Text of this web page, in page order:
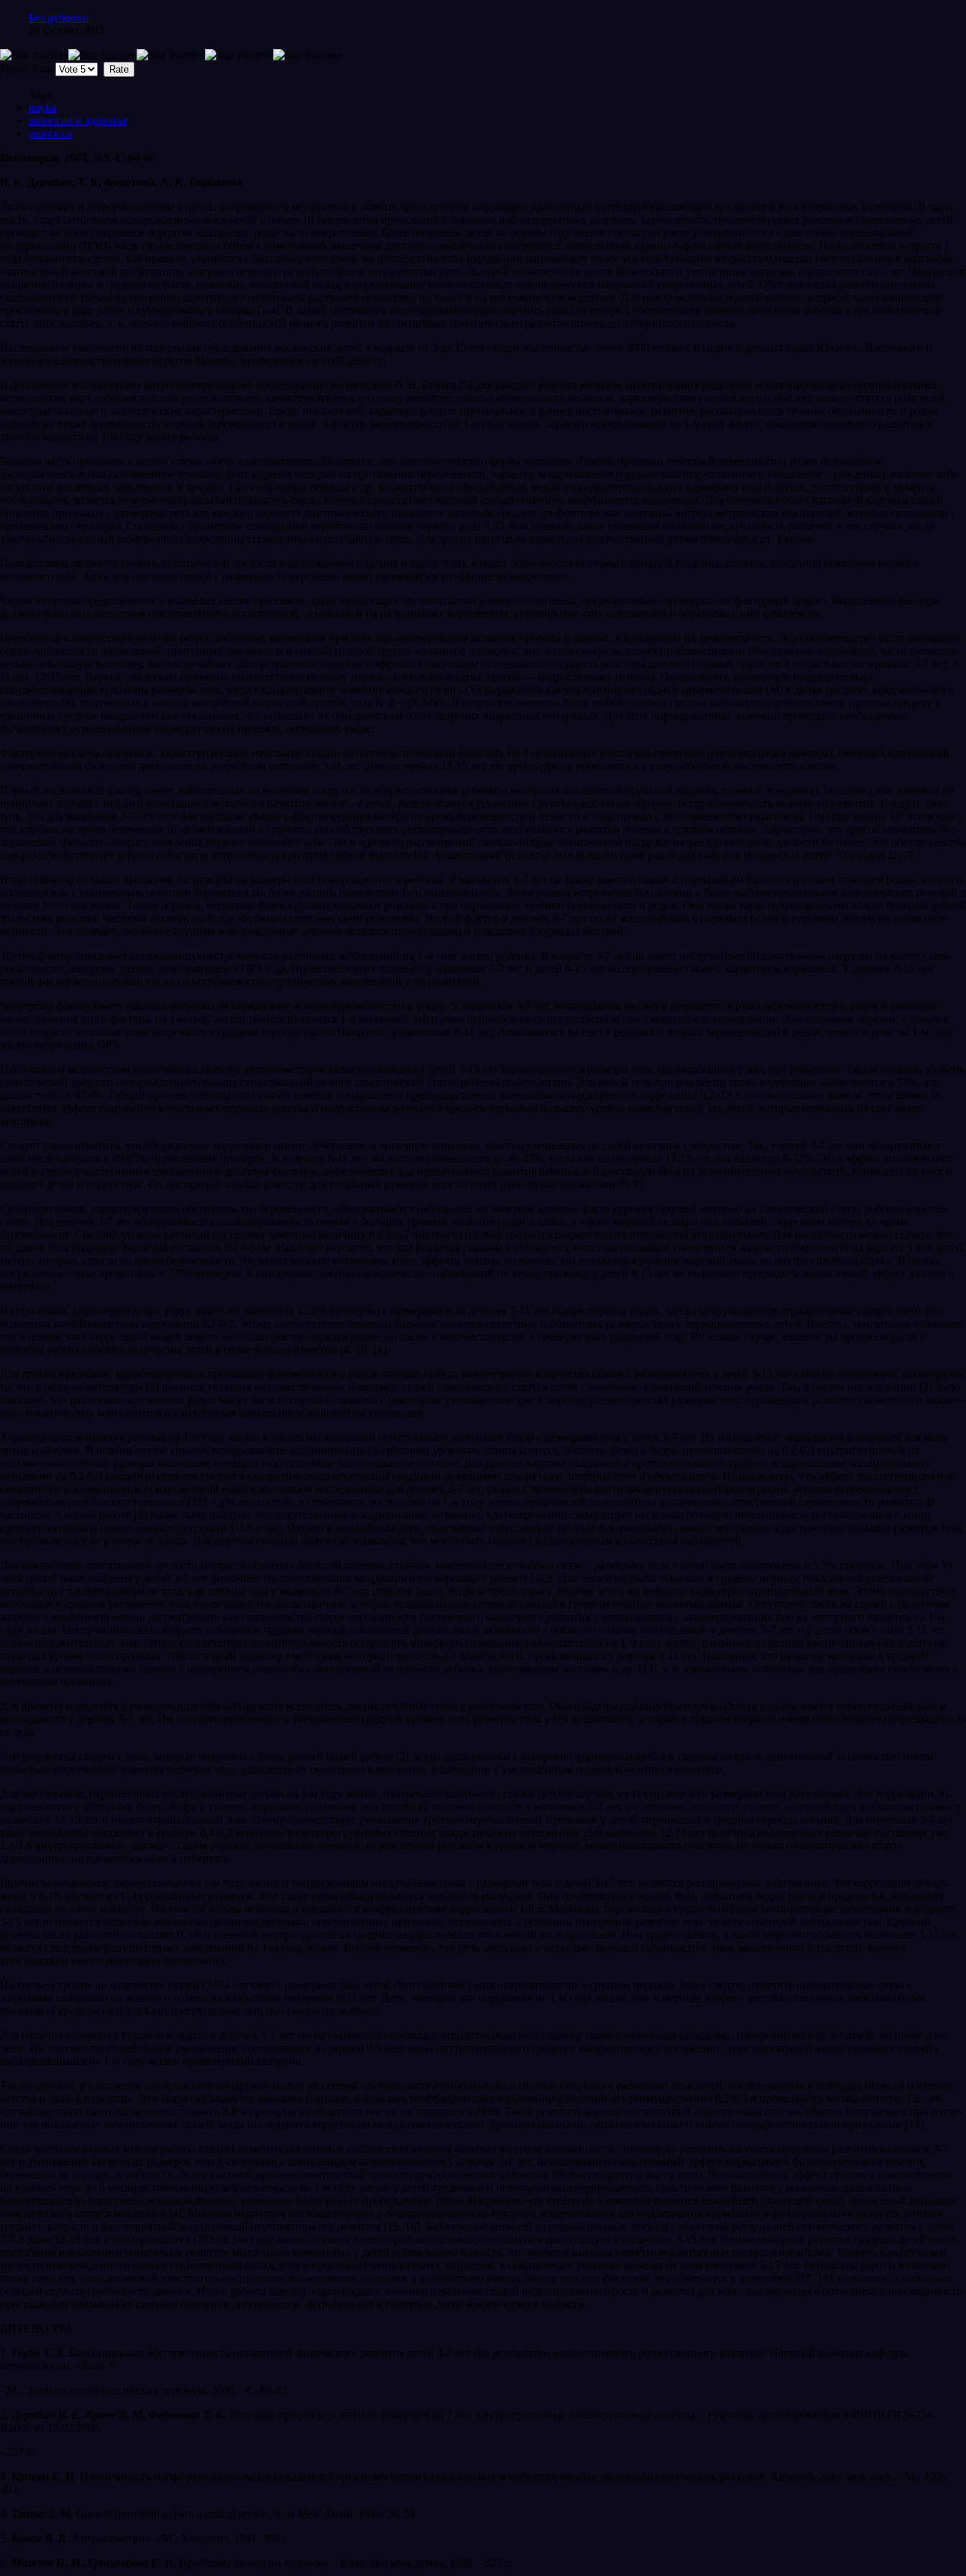
Без рубрики
29 October 2011
Please Rate
Tags:
наука
экология и здоровье
экология
Педиатрия, 2007, №5, С. 64-68
В. Е. Дерябин, Т. К. Федотова, А. К. Горбачева
Экологические и информационные стрессы современного мегаполиса в значительной степени подрывают адаптивный потенциал населяющих его жителей всех возрастных категорий. В част­
ности, старт онтогенеза новорожденных москви­чей в начале III тысячелетия происходит в доволь­но неблагоприятных условиях. Беременность, предшествующая рождению современных детей,
проходит на фоне токсикозов и угрозы выкидыша, роды часто оперативные. Более половины детей на первом году жизни состоят на учете у невропато­лога с диагнозом перинатальной
энцефалопатии (ПЭП) чаще гипоксического генеза с симптомами мышечной дистонии, мышечного гипертонуса, повышенной нервно-рефлекторной возбудимости. По достижении возраста 1
года большинство де­тей, как правило, снимается с диспансерного уче­та, но последствия этих нарушений напоминают о себе и в более поздних возрастах и находят свое от­ражение в диагнозах
минимальной мозговой дис­функции, задержки речевого развития, общем не­доразвитии речи, быстрой утомляемости после физических и умственных нагрузок, нарушениях сна и др. Нарушения
мышечного тонуса в грудном возрасте, возможно, вносят свой вклад в формиро­вание многочисленных ортопедических наруше­ний современных детей. Обстоятельства раннего онтогенеза
сказываются не только на снижении адаптивного потенциала растущего организма, но также и на его соматическом статусе. Для ново­рожденных и детей раннего возраста такие взаи­мосвязи
прослежены в ряде работ и суммированы в обзорах [1-4]. В задачу нестоящего исследова­ния входило оценить вклад некоторых обстоя­тельств раннего онтогенеза ребенка в его сомати­ческий
статус впоследствии, т. е. оценить импринт особенностей раннего развития на специфику со­матического развития вплоть до пубертатного возраста.
Исследование выполнено на материалах обс­ледования московских детей в возрасте от 3 до 15 лет общей численностью более 3000 человек из школ и детских садов Южного, Восточного и
Западного административных округов Москвы, проведенно­го в 2005-2006 гг.
В дополнение к подробному антропометрическому обследованию по методике В. В. Бунака [5] для каждого ребенка методом анкетирования родителей и выкопировкой из индивидуальных
медицинских карт собирал­ся целый ряд показателей, характеризующих его нишу развития: данные медицинского анамнеза, характерис­тика социального и биологического статуса родителей,
некоторые бытовые и экологические характеристики. Среди показателей, характеризующих пренатальное и раннее постнатальное развитие, рассматривались тече­ние беременности и родов,
курение во время беремен­ности, порядок беременности и родов, характер заболе­ваемости на 1-м году жизни, характер вскармливания на 1-м году жизни, показатели моторного развития и
зубного возраста на 1-м году жизни ребенка.
Большая часть признаков в нашем случае имеет альтернативную (бинарную или дихотомическую) фор­му вариации. Таковы признаки течения беременности и родов (нормальное
физиологическое или осложненное течение), факт курения матерью на протяжении бере­менности, характер вскармливания (грудное или искус­ственное и смешанное с рождения), наличие либо
отсут­ствие различных заболеваний в течение 1-го года жизни ребенка и др. Биометрически обоснованной мерой их коррелированности с размерами тела ребенка, достиг­нутыми к моменту
обследования, является точечно-бисериальный показатель связи, который представляет частный случай обычного коэффициента корреляции. Для получения более наглядной картины связей
бинар­ных признаков с размерами тела для каждого варианта дихотомического показателя находили средние ариф­метические величины антропометрических показате­лей, которые сравнивали с
применением t-критерия Стьюдента с принятием стандартной вероятности ошиб­ки первого рода 0,05. Как правило, такие сравнения вы­являли неслучайность различий в тех случаях, когда
точечно-бисериальный коэффициент корреляции уста­навливал неслучайную связь. Для других признаков ха­рактерна количественная форма изменчивости. Такими
Показателями являются уровень соматической зрелости новорожденного (длина и масса тела), возраст освоенности моторных функций (сидения, стояния, хождения) появления первого
молочного зуба. Здесь для изуче­ния связей с размерами тела ребенка может применять­ся коэффициент корреляции.
Чтобы получить представление о взаимных связях признаков, характеризующих обстоятельства раннего онтогенеза, предварительно проводили их факторный анализ. Выделенные факторы
должны были дать цело­стное представление о естественной, основанной на их взаимных корреляциях, группировке этих показателей и образуемых ими комплексов.
Неизбежной сложностью при сборе ретроспектив­ных материалов при помощи анкетирования являются пробелы в данных, нарушающие их комплектность. Это обстоятельство часто уменьшает
общие численности наблюдений, пригодных для анализа в каждой годовой группе мальчиков и девочек, что, в свою очередь, дела­ет проблематичным обнаружение корреляций, часто имеющих
весьма небольшую величину, как неслучай­ных. Для устранения подобного эффекта в настоящем исследовании осуществляли объединение годовых групп на 3 возрастных интервалах: 3-7 лет, 8-
11 лет, 12-15 лет. Первые два из них примерно соответствуют периоду первого и второго детства, третий — подростко­вому периоду. Объединению подвергали предваритель­но
стандартизованные величины размеров тела, когда индивидуальное значение каждого из них (X) выража­лось как отклонение от средней арифметической (М) в долях среднего квадратического
отклонения (S), полу­ченных в каждой конкретной возрастной группе, то есть Z = (X-M)/S. В результате значения Z для любой годовой группы мальчиков и девочек имели нулевые средние и
единичные средние квадратические отклоне­ния, что позволяло их объединять на более широких возрастных интервалах. Для этих нормированных зна­чений проводили необходимые
вычисления с использо­ванием биометрических приемов, описанных выше.
Факторные анализы признаков, характеризу­ющих начальные стадии онтогенеза, позволили выделить по 4 независимых комплекса признаков (ортогональных фактора), имеющих одинаковый
содержательный смысл для двух полов на возраст­ном интервале 3-11 лет. Для интервала 12-15 лет эта процедура не проводилась в виду небольшой численности данных.
Первый выделенный фактор имеет значитель­ные по величине нагрузки на возраст освоения ре­бенком моторных показателей (функций сидения, стояния, хождения). Большие свои значения он
принимает у детей с поздней реализацией мотор­ного развития, малые - у детей, развивавшихся ускоренно. Он отражает, таким образом, ретардированность моторного развития. Следует заме­
тить, что для мальчиков 3-7 лет этот фактор так­же связан с фактом курения матери во время бере­менности и немного ассоциирован с заболевае­мостью рахитом на 1-м году жизни. Не исключе­но,
что курение во время беременности является одной из причин, способствующих ретардированности двигательного развития ребенка в грудном периоде. Характерно, что другой показатель био­
логической зрелости - возраст появления первого молочного зуба - ни в одном из рассмотрений сколько-нибудь значительной нагрузки на фактор моторной зрелости не имеет. Это обстоятельство
еще раз демонстрирует хорошо известную авто­номность критерия зубной зрелости [6]. Анало­гичный результат был выявлен нами ранее для выборок московских детей 70-х годов [2, 7].
Второй фактор обладает высокими нагрузка­ми на размеры тела новорожденного ребенка. У мальчиков 3-7 лет он также заметно связан с нор­мальным физиологическим течением родов, не­много
ассоциирован с нормальным течением бере­менности, более ранним появлением 1-го молочно­го зуба, более редкой встречаемостью анемии и бо­лее частым проявлением аллергических реакций в
течение 1-го года жизни. Таким образом, не­сколько более крупные мальчики рождались при нормальном течении беременности и родов. Они также характеризовались несколько большей зуб­ной
зрелостью, меньшей частотой анемии, но бо­лее частыми аллергическими реакциями. Второй фактор у девочек 3-7 лет также ассоциирован с по­рядком родов и курением матери во время бере­
менности. Это означает, что менее крупные ново­рожденные девочки являлись первородками и рождались у курящих матерей.
Третий фактор описывает согласованную встречаемость различных заболеваний на 1-м году жизни ребенка. В возрасте 3-7 лет он имеет неслу­чайные положительные нагрузки на частоту нев­
ропатологии, аллергии, рахита, повторяющихся ОРЗ и др. Проявление этих болезней у мальчиков 3-7 лет и детей 8-15 лет ассоциировано также с характером кормления. У девочек 8-15 лет
третий фактор ассоциирован также со встречаемостью хронических заболеваний у их родителей.
Четвертый фактор имеет высокие нагрузки на порядковые номера беременностей и родов. У мальчиков 3-7 лет, появившихся на свет в резуль­тате первых беременностей и родов и имеющих
малые значения этого фактора, на 1-м году жизни раньше появлялся 1-й молочный зуб и реже ис­пользовалось искусственное или смешанное вска­рмливание. Аналогичным образом, у девочек
это­го возраста несколько реже встречался в грудном периоде рахит. Напротив, у мальчиков 8-11 лет, появившихся на свет в результате вторых бере­менностей и родов, немного реже на 1-м году
жиз­ни встречались ОРЗ.
Наибольшим количеством неслучайных свя­зей с антропометрическими признаками у детей 3-15 лет характеризуются размеры тела, наблю­давшиеся у них при рождении. Таким образом, уровень
соматической зрелости новорожденного вносит существенный вклад в соматический ста­тус ребенка впоследствии. Для массы тела при рождении такие корреляции наблюдаются в 57%, для
длины тела - в 47,4%. Общий уровень тесноты этих связей невелик и выражается преимущест­венно значениями коэффициентов корреляции 0,2-0,3 с положительным знаком. Этим связям со­
ответствует эффект сохранения в различных пери­одах детства и подростковом возрасте в среднем несколько большего уровня размеров тела у тех де­тей, которые появились на свет более
крупными.
Следует также отметить, что обсуждаемые корреляции имеют отчетливую и логичную дина­мику, заметно уменьшаясь по своей величине с возрастом. Так, у детей 3-7 лет они обнаруживают
свою неслучайность в 89-95% проведенных про­верок. К возрасту 8-11 лет эта частота уменьшает­ся до 46-53%, тогда как на интервале 12-15 лет она падает до 0-32%. Этот эффект вполне естест­
венен и связан с постепенным уменьшением действия факторов, определявших ход пренатального развития ребенка, и нарастанием многих до­полнительных воздействий, влияющих на рост и
развитие детей и подростков. Он достаточно хоро­шо известен для тотальных размеров тела по более ранним исследованиям [8, 9].
Среди признаков, характеризующих обстоя­тельства беременности, обнаруживается неболь­шое, но заметное влияние факта курения будущей матерью на соматический статус ребенка впослед­
ствии. Для девочек 3-7 лет обнаруживается ассо­циированность немного больших уровней обхва­тов груди и талии, а также жировой складки под лопаткой с курением матери во время
беременнос­ти. Средний уровень различий составляет замет­ную величину в 0,6-0,7 внутригрупповых средних квадратических отклонений этих признаков. Для наглядности можно сказать, что
по длине тела по­добные различия составили бы 4-5 см. Наиболее вероятно, что эти различия связаны в основном с несколько большим увеличением жирового ком­понента на корпусе у тех детей,
матери которых курили во время беременности. Физиологические механизмы этого эффекта неясны, возможно, это отложенная реакция жировой ткани на внутриут­робный стресс. В целом
обсуждаемые связи про­явились в 7,9% проверок. К сожалению, неболь­шое количество наблюдений по этому признаку у детей 8-15 лет не позволило проследить аналогич­ный эффект для этого
интервала.
Из признаков, характеризующих роды, наибо­лее заметно (в 12,3% проверок) с размерами тела девочек 3-11 лет связан порядок родов. Здесь об­наруживаются отрицательные связи с очень не­
большими коэффициентами корреляции 0,1-0,2. Этому соответствуют немного большие значения скелетных и обхватных размеров тела у перворож­денных детей. Вместе с тем, вполне возможно,
что в основе этих корреляций может лежать не толь­ко фактор порядка родов, но также и количество детей в семье, возраст родителей и др. Во всяком случае, влияние на процессы роста и
развития ре­бенка общего количества детей в семье хорошо из­вестно [4, 10, 11].
Для других признаков, характеризующих протекание беременности и родов, сколько-нибудь значительного количества связей с размерами те­ла у детей 3-15 лет нами не обнаружено, несмотря на
то, что в обзорах литературы [2] имеются ука­зания на существование, например, связей сома­тического статуса детей с наличием осложнений течения родов. Так, в нашем исследовании [2] бы­ло
показано, что различные осложнения родов мо­гут быть неслучайно связаны с некоторым умень­шением уже в периоде раннего детства размеров тела, отражающих развитие скелетного и мышеч­
ного соматических компонентов и с некоторым по­вышением жировой составляющей.
Характер вскармливания ребенка на 1-м году жизни в нашем исследовании обнаруживает не­большие связи с размерами тела у детей 3-7 лет. Их направление оказывается различным для маль­
чиков и девочек. В первом случае грудное вскарм­ливание ассоциировано со средними уровнями длины корпуса, обхватов бедер и бедра, превыша­ющими на 0,2-0,3 внутригрупповой их
«сигмы» аналогичные размеры мальчиков, имевших искус­ственное или смешанное питание. Для девочек картина оказывается противоположной: грудное вскармливание ассоциировано с
меньшими на 0,2-0,3 внутригруппового среднего квадратического отклонения средними значениями длины но­ги, ширины плеч и обхвата плеча. Не исключено, что эффект искусственного или
смешанного вскарм­ливания, обнаруженный нами в настоящем иссле­довании для девочек 3-7 лет, сходен с явлением инфантильной нутритивной акцелерации, нередко встречающейся у
современных детей-искусствен­ников [12]. Суть его состоит в стимуляции роста де­тей на 1-м году жизни, приводящей впоследствии к нарушению естественной гармоничности разви­тия. В
частности, в нашей работе [2] также было найдено, что искусственное вскармливание, воз­можно, кратковременно стимулирует несколько большую интенсивность роста мальчиков в конце
грудного периода и начале раннего детства (в 1-1,5 года). Однако в дальнейшем дети, получавшие ес­тественное грудное вскармливание, имеют тенден­цию к достижению больших размеров тела,
что проявляется уже в возрасте 3 года. Для девочек сходный эффект не выявлялся, что могло быть свя­зано с недостаточным количеством наблюдений.
Для показателей двигательной зрелости (воз­раста освоения функций сидения, стояния, хож­дения) неслучайные связи с размерами тела у де­тей были обнаружены в 5,3% проверок. При этом Уз
этих связей были найдены у детей 3-7 лет. Ве­личина соответствующих коэффициентов кореляции равна 0,1-0,2. Для связей возраста освое­ния в грудном периоде показателей двигательной
активности с такими размерами тела, как шири­на таза у мальчиков 3-7 лет, обхваты бедер, бедра и предплечья у девочек этого же возраста, харак­терен отрицательный знак. Этому соответствует
небольшое в среднем увеличение этих признаков у тех дошкольников, которые осваивали двигатель­ные навыки в грудном периоде несколько раньше. Отсутствие таких же связей с развитием
жирового компонента можно рассматривать как свидетель­ство скоррелированности поперечного мышечного развития у дошкольников с акцелерированностью их моторного развития на 1-м
году жизни. Неслу­чайные связи возраста освоения в грудном перио­де показателей двигательной активности с обхва­том головы, наблюдаемые у девочек 3-7 лет и у де­тей обоего пола 8-11 лет,
имеют положительный знак. Этому соответствует ассоциированность ре­тардации моторного созревания, наблюдавшейся на 1-м году жизни, с немного в среднем увеличен­ным уже в детских
периодах уровне этого призна­ка. Аналогичный характер имеет связь моторной зрелости и с длиной ноги, проявляющаяся у дево­чек 8-11 лет. Напомним, что развитие моторики в грудном
периоде в немалой степени связано с по­ощрением родителями двигательной активности ребенка, укрепляющим массажем и др. [13], т. е. адекватными условиями для проявления генети­ческого
потенциала организма.
Для времени появления 1-го молочного зуба обнаружено всего лишь две неслучайные связи с размерами тела. Они найдены для ширины плеч и обхвата головы, имеют отрицательный знак и
наб­людаются у девочек 5-7 лет. Им соответствует немного увеличенный средний уровень этих раз­меров тела у тех дошкольниц, которые в грудном возрасте имели более позднее прорезывание 1-
го зуба.
Эти результаты сходны с теми, которые полу­чены в более ранней нашей работе [2], когда до­школьники с ускоренно формировавшейся в груд­ном возрасте двигательной активностью имели
несколько увеличенные значения размеров тела, зависящих от скелетного компонента, в сочетании с уменьшенным подкожным жироотложением.
Для заболеваний, перенесенных обследован­ными детьми на 1-м году жизни, наибольшее ко­личество связей (в 9,6% случаев из 114 проверок) с размерами тела дает анемия. Эти корреляции об­
наруживаются с обхватами бедер, бедра и голени, жировыми складками под лопаткой, на плече и животе у мальчиков 3-7 лет и с длинами тела, но­ги, голени, шириной плеч и обхватом головы у
мальчиков 12-15 лет и имеют отрицательный знак. Этому соответствует уменьшение уровней перечисленных признаков у детей, перенесших в грудном периоде анемию. Для интервала 3-7 лет
такое уменьшение составляет в среднем 0,4-0,5 величины их внутригрупповых средних квадратических отклонений. Для мальчиков 12-15 лет ве­личина аналогичных различий составляет уже
1,3-1,6 внутригрупповой «сигмы». Таким обра­зом, заболевание анемией, перенесенной ребенком в грудном периоде, может накладывать отпечаток не только на соматический статус
дошкольника, но проявиться даже в пубертате.
Другим заболеванием, перенесенным на 1-м году жизни и обнаружившим неслучайные связи с размерами тела у детей 3-15 лет, являются респи­раторные заболевания. Эти корреляции обнару­
жены в 6,1% случаев из 114 проведенных прове­рок. Все такие связи обнаруживаются только для мальчиков. Они проявляются с массой тела, об­хватами бедра, плеча и предплечья, жировыми
складками на плече и животе. Их теснота весьма невелика и выражается коэффициентами корре­ляции 0,1-0,2. Мальчики, перенесшие в грудном периоде респираторные заболевания, в возрасте
3-15 лет отличаются несколько меньшими сред­ними уровнями перечисленных признаков, отра­жающих в основном поперечное развитие тела, то есть некоторой лептосомностью. Средний
уровень таких различий составляет 0,3-0,6 значений внутригрупповых средних квадратических откло­нений этих признаков. Нам трудно сказать, в ка­кой мере лептосомность мальчиков 3-15 лет
явля­ется следствием респираторных заболеваний на 1-м году жизни. Вполне возможно, что речь здесь идет о несколько большей склонности к этим забо­леваниям у тех детей, которые
впоследствии име­ют некоторую лептосомию.
На третьем уровне по количеству связей (3,5% случаев) с размерами тела детей стоит наличие у них невропатологии в грудном периоде. Здесь сле­дует отметить положительные связи с
жировыми складками на животе и голени на возрастном ин­тервале 8-11 лет. Дети, имевшие эти нарушения на 1-м году жизни, уже в периоде второго детства отличаются несколько более
высоким (в среднем на 0,3-0,4 внутригрупповой «сигмы») жироотло­жением.
Для наличия аллергии в грудном возрасте у девочек 3-7 лет обнаруживаются небольшие отри­цательные неслучайные связи с жировыми склад­ками, измеренными под лопаткой, на плече и го­
лени. Им соответствует небольшое уменьшение, составляющее в среднем 0,3 величины внутригруппового среднего квадратического отклоне­ния, этих показателей жироотложения у детей с
наблюдавшимися на 1-м году жизни проявления­ми аллергии.
Таким образом, в настоящем исследовании об­наружен целый ряд связей обстоятельств пренатального и грудного периода с размерами тела де­тей, обследованных в периодах первого и второго
детства и даже в пубертате. Эти связи оказывают­ся довольно слабыми, выражаясь коэффициента­ми корреляции с величиной преимущественно 0,2-0,3 и проявляются весьма нечасто. Так, не­
случайные связи были обнаружены только в 8,8% проверок из общего их числа, составлявшего 2146. Такой результат хорошо соответствует ана­логичным итогам, обычно получаемым при изуче­
нии так называемых межсистемных связей, когда исследуются корреляции между соматическими, функциональными, психологическими и иными неморфологическими признаками [14].
Среди наиболее важных итогов работы следует отметить негативные последствия курения ма­терью во время беременности - некоторую ретардированность моторного развития мальчиков 3-7
лет и уменьшение скелетных размеров тела в сочета­нии с повышенным жироотложением у девочек 3-7 лет. Безусловный положительный эффект нормального физиологического течения
беремен­ности и родов, в частности, более высокий уровень соматической зрелости новорожденных мальчи­ков (большую длину и массу тела). Положитель­ный эффект грудного вскармливания
по крайней мере до 6 месяцев: пониженную заболеваемость на 1-м году жизни у детей-грудников и некоторую акцелерированность соматического развития у мальчиков-дошкольников,
находившихся на есте­ственном вскармливании, возможно, более раннее прорезывание зубов. Напомним, что стратегии кормления являются важнейшей движущей си­лой эпохальной динамики
соматического статуса младенцев [4]. Мировая педиатрия все чаще гово­рит о безальтернативности грудного вскармлива­ния для поддержания нормального функциональ­ного статуса ребенка
грудного возраста и благоп­риятной долгосрочной перспективы его развития [15, 16]. Заболевание анемией в грудном периоде связано с некоторой ретардацией соматического развития у детей
3-7 и даже 12-15 лет, а повторя­ющиеся ОРЗ на 1-м году жизни связаны с некото­рой лептосомностью соматического статуса у мальчиков 3-15 лет. Раннее моторное развитие грудных детей имеет
следствием повышенное по­перечное развитие мышечного компонента у детей дошкольного возраста, что является важным эле­ментом адаптивных ресурсов организма. Уровень соматической
зрелости новорожденного вносит существенный вклад, хотя и несколько уменьшае­мый с возрастом, в соматическое развитие ребенка на всем интервале 3-15 лет. Результаты работы позволяют
также говорить о неодинаковой чувствительности организма мальчиков и девочек к воздействию разных биологических факторов, что отмечается в литературе [17, 18], возможно, о несколько
большей стрессоустойчивости девочек. Итоги работы еще раз подтверждают значение на­чальных стадий индивидуального роста и разви­тия для всего последующего онтогенеза и необхо­димость
пристального внимания со стороны педи­атров, гигиенистов, антропологов к развитию де­тей младенческого возраста.
ЛИТЕРАТУРА
1.
Гурбо Т. Л. Биосоциальная обусловленность по­казателей физического развития детей 4-7 лет (по ре­зультатам множественного регрессионного анализа)// Научный альманах кафедры
антропологии. - Вып. 5.
- М., Энциклопедия российских деревень, 2006. - С. 68-82.
2. Дерябин В. Е.,Кране В. М„Федотова Т. К. Росто­вые процессы у детей от рождения до 7 лет: внутригрупповые и межгрупповые аспекты. - Рукопись, де­понированная в ВИНИТИ №234-
В2005 от 17.02.2005.
- 287 с.
3.
Крикун Е. Н. Изменчивость морфофункциональных показателей организма человека под влиянием неблагоприятных эколого-биологических факторов: Автореф. докт. мед. наук. - М., 2006. -
39 с.
4.
Tanner J. M. Growth from birth to two: a critical review. Acta Med. Auxol. 1994; 26: 51.
5.
Бунак B. B.
Антропометрия. - M., Учпедгиз, 1941. 368 с.
6.
Мажуга П. М.,Хрисанфова Е. Н. Проблемы био­логии человека. - Киев: Наукова думка, 1980. - 327 с.